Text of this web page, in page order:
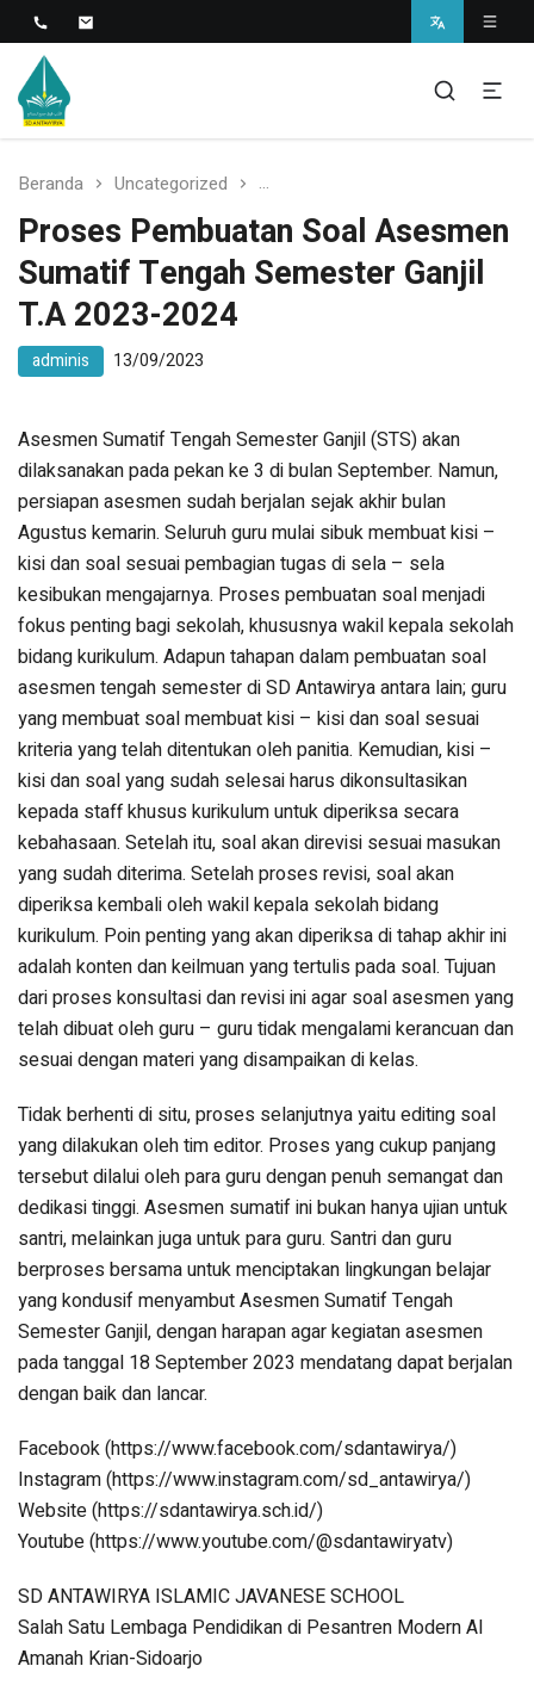
SD Antawirya
Islamic Javanese School
Beranda Uncategorized Proses Pembuatan Soal
Proses Pembuatan Soal Asesmen
Sumatif Tengah Semester Ganjil
T.A 2023-2024
adminis 13/09/2023
Asesmen Sumatif Tengah Semester Ganjil (STS) akan
dilaksanakan pada pekan ke 3 di bulan September. Namun,
persiapan asesmen sudah berjalan sejak akhir bulan
Agustus kemarin. Seluruh guru mulai sibuk membuat kisi –
kisi dan soal sesuai pembagian tugas di sela – sela
kesibukan mengajarnya. Proses pembuatan soal menjadi
fokus penting bagi sekolah, khususnya wakil kepala sekolah
bidang kurikulum. Adapun tahapan dalam pembuatan soal
asesmen tengah semester di SD Antawirya antara lain; guru
yang membuat soal membuat kisi – kisi dan soal sesuai
kriteria yang telah ditentukan oleh panitia. Kemudian, kisi –
kisi dan soal yang sudah selesai harus dikonsultasikan
kepada staff khusus kurikulum untuk diperiksa secara
kebahasaan. Setelah itu, soal akan direvisi sesuai masukan
yang sudah diterima. Setelah proses revisi, soal akan
diperiksa kembali oleh wakil kepala sekolah bidang
kurikulum. Poin penting yang akan diperiksa di tahap akhir ini
adalah konten dan keilmuan yang tertulis pada soal. Tujuan
dari proses konsultasi dan revisi ini agar soal asesmen yang
telah dibuat oleh guru – guru tidak mengalami kerancuan dan
sesuai dengan materi yang disampaikan di kelas.
Tidak berhenti di situ, proses selanjutnya yaitu editing soal
yang dilakukan oleh tim editor. Proses yang cukup panjang
tersebut dilalui oleh para guru dengan penuh semangat dan
dedikasi tinggi. Asesmen sumatif ini bukan hanya ujian untuk
santri, melainkan juga untuk para guru. Santri dan guru
berproses bersama untuk menciptakan lingkungan belajar
yang kondusif menyambut Asesmen Sumatif Tengah
Semester Ganjil, dengan harapan agar kegiatan asesmen
pada tanggal 18 September 2023 mendatang dapat berjalan
dengan baik dan lancar.
Facebook (https://www.facebook.com/sdantawirya/)
Instagram (https://www.instagram.com/sd_antawirya/)
Website (https://sdantawirya.sch.id/)
Youtube (https://www.youtube.com/@sdantawiryatv)
SD ANTAWIRYA ISLAMIC JAVANESE SCHOOL
Salah Satu Lembaga Pendidikan di Pesantren Modern Al
Amanah Krian-Sidoarjo